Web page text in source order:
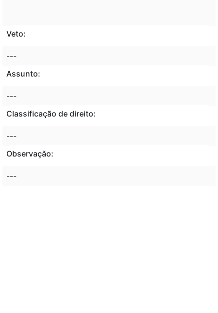
Veto:
---
Assunto:
---
Classificação de direito:
---
Observação:
---